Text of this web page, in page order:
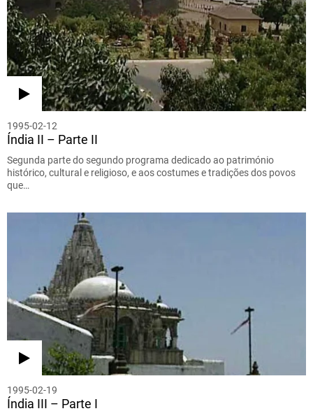
1995-02-12
Índia II – Parte II
Segunda parte do segundo programa dedicado ao património
histórico, cultural e religioso, e aos costumes e tradições dos povos
que…
1995-02-19
Índia III – Parte I